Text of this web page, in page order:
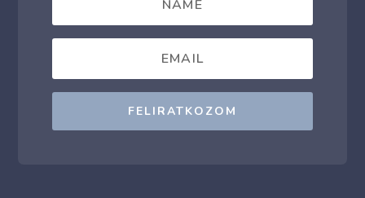
FELIRATKOZOM